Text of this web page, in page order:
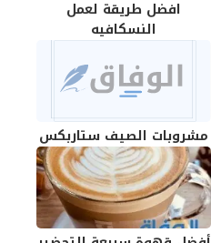
افضل طريقة لعمل
النسكافيه
مشروبات الصيف ستاربكس